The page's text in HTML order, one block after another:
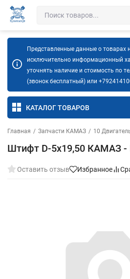
Представленные данные о товарах
исключительно информационный
уточнять наличие и стоимость по
(звонок бесплатный) или
КАТАЛОГ ТОВАРОВ
Главная / Запчасти КАМАЗ / 10
Штифт D-5х19,50 КАМАЗ
Оставить отзыв Избранное